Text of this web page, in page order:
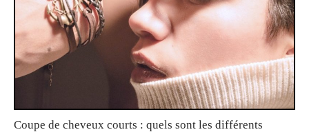
Coupe de cheveux courts : quels sont les différents